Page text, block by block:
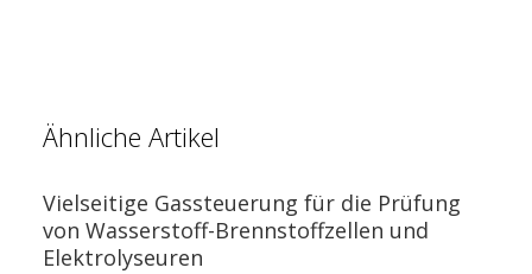
Ähnliche Artikel
Vielseitige Gassteuerung für die Prüfung
von Wasserstoff-Brennstoffzellen und
Elektrolyseuren